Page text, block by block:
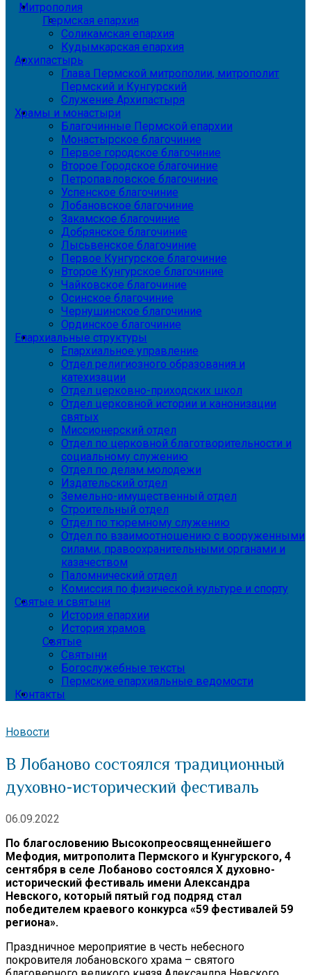
Митрополия
Пермская епархия
Соликамская епархия
Кудымкарская епархия
Архипастырь
Глава Пермской митрополии, митрополит
Пермский и Кунгурский
Служение Архипастыря
Храмы и монастыри
Благочинные Пермской епархии
Монастырское благочиние
Первое городское благочиние
Второе Городское благочиние
Петропавловское благочиние
Успенское благочиние
Лобановское благочиние
Закамское благочиние
Добрянское благочиние
Лысьвенское благочиние
Первое Кунгурское благочиние
Второе Кунгурское благочиние
Чайковское благочиние
Осинское благочиние
Чернушинское благочиние
Ординское благочиние
Епархиальные структуры
Епархиальное управление
Отдел религиозного образования и
катехизации
Отдел церковно-приходских школ
Отдел церковной истории и канонизации
святых
Миссионерский отдел
Отдел по церковной благотворительности и
социальному служению
Отдел по делам молодежи
Издательский отдел
Земельно-имущественный отдел
Строительный отдел
Отдел по тюремному служению
Отдел по взаимоотношению с вооруженными
силами, правоохранительными органами и
казачеством
Паломнический отдел
Комиссия по физической культуре и спорту
Святые и святыни
История епархии
История храмов
Святые
Святыни
Богослужебные тексты
Пермские епархиальные ведомости
Контакты
Новости
В Лобаново состоялся традиционный
духовно-исторический фестиваль
06.09.2022
По благословению Высокопреосвященнейшего
Мефодия, митрополита Пермского и Кунгурского, 4
сентября в селе Лобаново состоялся X духовно-
исторический фестиваль имени Александра
Невского, который пятый год подряд стал
победителем краевого конкурса «59 фестивалей 59
региона».
Праздничное мероприятие в честь небесного
покровителя лобановского храма – святого